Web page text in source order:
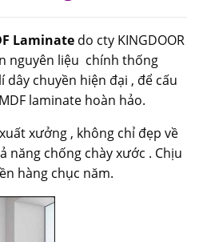
Laminate do cty KINGDOOR
nguyên liệu chính thống
chuyền hiện đại , để cấu
laminate hoàn hảo.
xưởng , không chỉ đẹp về
năng chống chày xước . Chịu
hàng chục năm.